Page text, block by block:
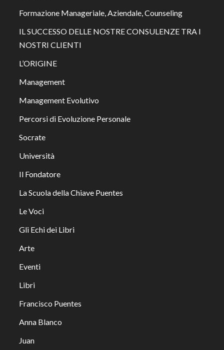
Formazione Manageriale, Aziendale, Counseling
IL SUCCESSO DELLE NOSTRE CONSULENZE TRA I
NOSTRI CLIENTI
L’ORIGINE
Management
Management Evolutivo
Percorsi di Evoluzione Personale
Socrate
Università
Il Fondatore
La Scuola della Chiave Puentes
Le Voci
Gli Echi dei Libri
Arte
Eventi
Libri
Francisco Puentes
Anna Blanco
Juan